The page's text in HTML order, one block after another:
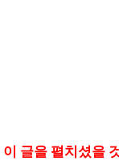
글을 펼치셨을